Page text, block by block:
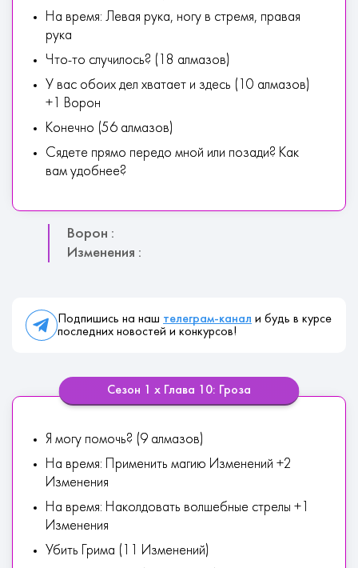
На время: Левая рука, ногу в стремя, правая
рука
Что-то случилось? (18 алмазов)
У вас обоих дел хватает и здесь (10 алмазов)
+1 Ворон
Конечно (56 алмазов)
Сядете прямо передо мной или позади? Как
вам удобнее?
Ворон :
Изменения :
Подпишись на наш телеграм-канал и будь в курсе
последних новостей и конкурсов!
Сезон 1 х Глава 10: Гроза
Я могу помочь? (9 алмазов)
На время: Применить магию Изменений +2
Изменения
На время: Наколдовать волшебные стрелы +1
Изменения
Убить Грима (11 Изменений)